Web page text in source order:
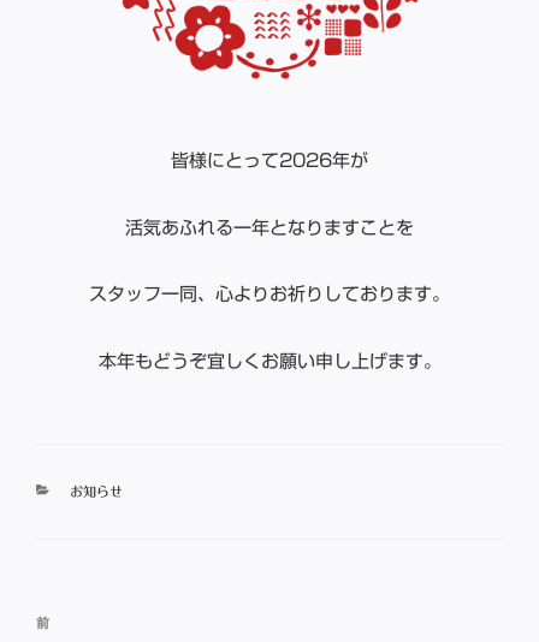
皆様にとって2026年が
活気あふれる一年となりますことを
スタッフ一同、心よりお祈りしております。
本年もどうぞ宜しくお願い申し上げます。
カ
お知らせ
投
前
前